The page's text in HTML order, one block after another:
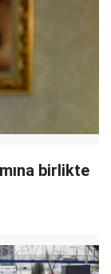
birlikte